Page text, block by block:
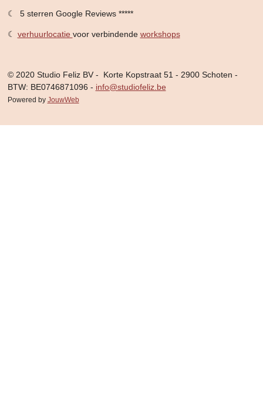
☾ 5 sterren Google Reviews *****
☾ verhuurlocatie voor verbindende workshops
© 2020 Studio Feliz BV - Korte Kopstraat 51 - 2900 Schoten -
BTW: BE0746871096 - info@studiofeliz.be
Powered by JouwWeb